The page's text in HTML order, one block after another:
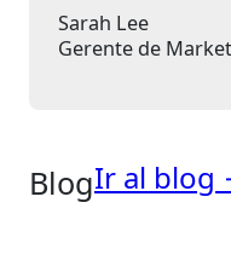
Sarah Lee
Gerente de
BlogIr al blog